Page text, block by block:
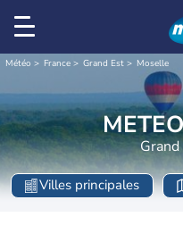
Météo France Grand Est Moselle
Villes principales